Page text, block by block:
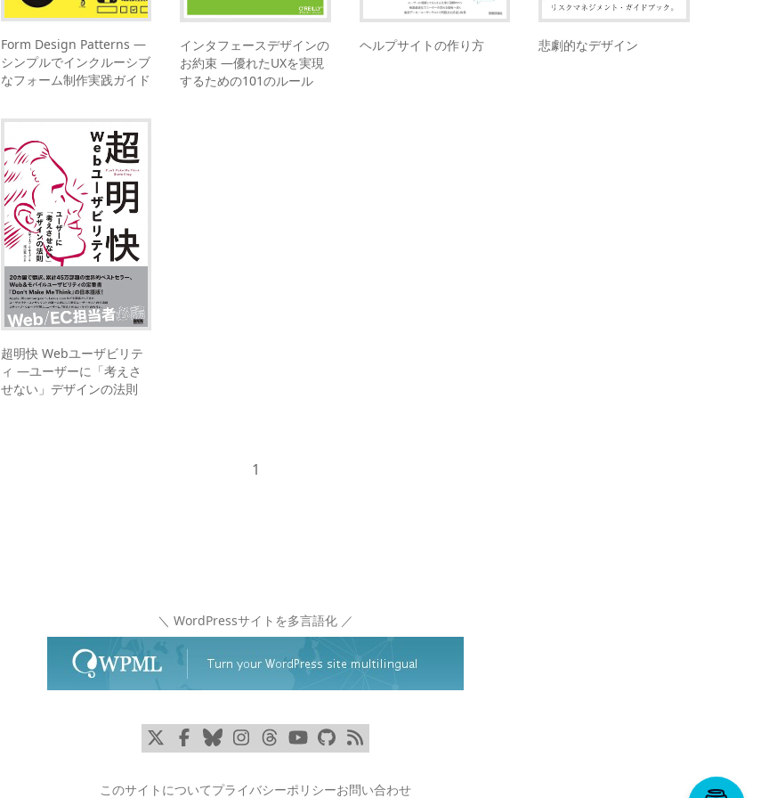
Form Design Patterns ―
シンプルでインクルーシブ
なフォーム制作実践ガイド
インタフェースデザインの
お約束 ―優れたUXを実現
するための101のルール
ヘルプサイトの作り方 悲劇的なデザイン
超明快 Webユーザビリテ
ィ ―ユーザーに「考えさ
せない」デザインの法則
1
＼ WordPressサイトを多言語化 ／
Facebook
BlueskyInstagram
ThreadsYouTube
GitHub
RSS
このサイトについてプライバシーポリシーお問い合わせ